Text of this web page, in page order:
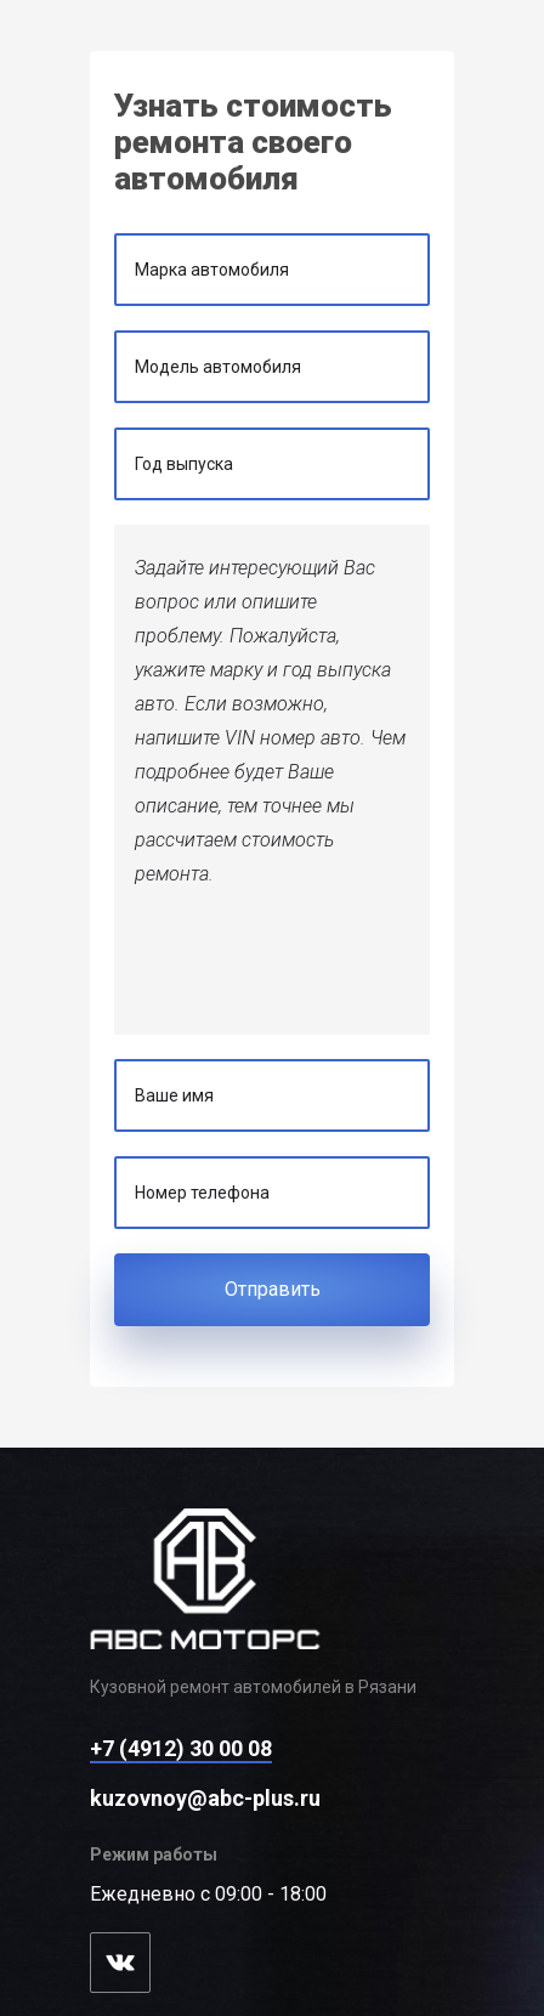
Узнать стоимость
ремонта своего
автомобиля
Кузовной ремонт автомобилей в Рязани
+7 (4912) 30 00 08
kuzovnoy@abc-plus.ru
Режим работы
Ежедневно с 09:00 - 18:00